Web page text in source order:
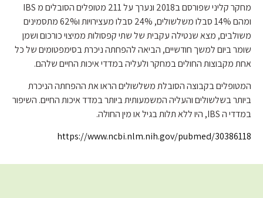
מחקר קליני שפורסם ב2018 ונערך על 211 מטופלים הסובלים מ IBS
ומהם 14% סבלו משלשולים, 24% סבלו מעצירויות ו62% מתסמינים
משולבים, מצא שנטילה עקבית של שתי קפסולות ממיצוי כורכום ושמן
שומר ביום למשך חודשיים, הביאה להפחתה ניכרת בסימפטומים של כל
אחת מקבוצות החולים במחקר ולעליה במדדי איכות החיים שלהם.
המטופלים בקבוצה הסובלת משלשולים הראו את ההפחתה הניכרת
ביותר בשלשולים והעליה המשמעותית ביותר במדד איכות החיים. השיפור
במדדי ה IBS, היו ללא תלות בגיל או מין החולה.
https://www.ncbi.nlm.nih.gov/pubmed/30386118